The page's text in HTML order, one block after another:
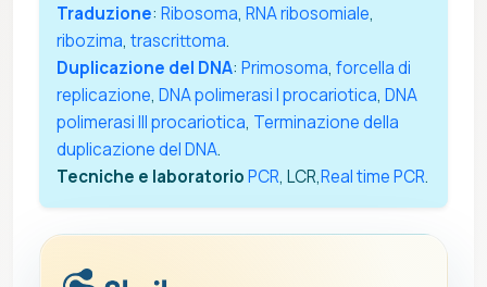
Traduzione: Ribosoma, RNA ribosomiale,
ribozima, trascrittoma.
Duplicazione del DNA: Primosoma, forcella di
replicazione, DNA polimerasi I procariotica, DNA
polimerasi III procariotica, Terminazione della
duplicazione del DNA.
Tecniche e laboratorioPCR, LCR,Real time PCR.